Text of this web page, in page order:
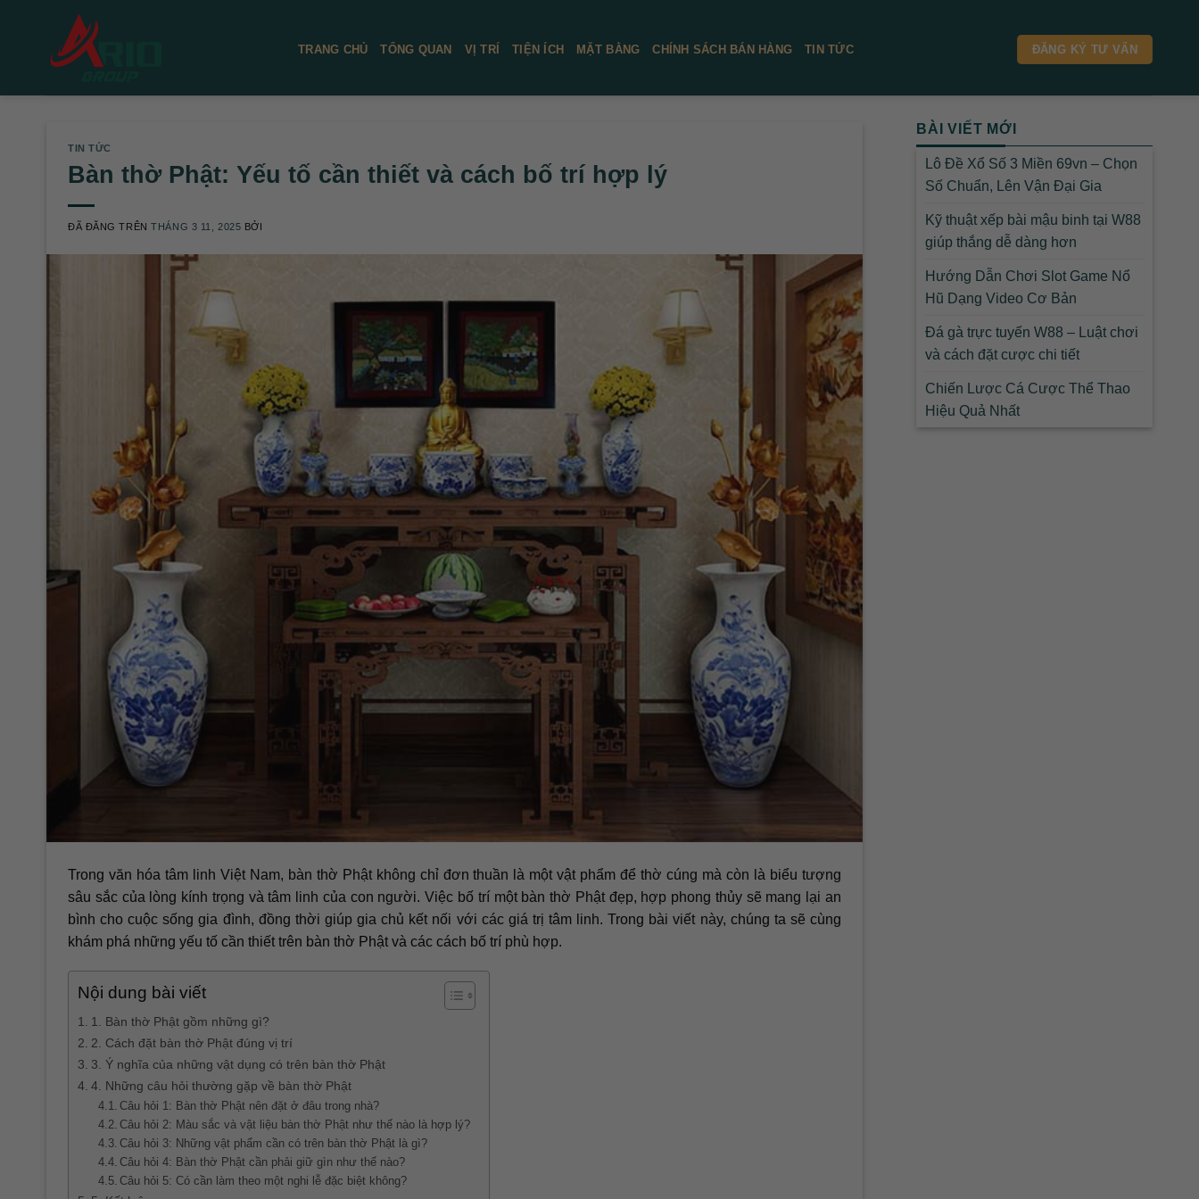
TRANG CHỦ TỔNG QUAN VỊ TRÍ TIỆN ÍCH MẶT BẰNG CHÍNH SÁCH BÁN HÀNG TIN TỨC ĐĂNG KÝ TƯ VẤN
TIN TỨC
Bàn thờ Phật: Yếu tố cần thiết và cách bố trí hợp lý
ĐÃ ĐĂNG TRÊNTHÁNG 3 11, 2025 BỞI
Trong văn hóa tâm linh Việt Nam, bàn thờ Phật không chỉ đơn thuần là một vật phẩm để thờ cúng mà còn là biểu tượng
sâu sắc của lòng kính trọng và tâm linh của con người. Việc bố trí một bàn thờ Phật đẹp, hợp phong thủy sẽ mang lại an
bình cho cuộc sống gia đình, đồng thời giúp gia chủ kết nối với các giá trị tâm linh. Trong bài viết này, chúng ta sẽ cùng
khám phá những yếu tố cần thiết trên bàn thờ Phật và các cách bố trí phù hợp.
Nội dung bài viết
1. Bàn thờ Phật gồm những gì?
2. Cách đặt bàn thờ Phật đúng vị trí
3. Ý nghĩa của những vật dụng có trên bàn thờ Phật
4. Những câu hỏi thường gặp về bàn thờ Phật
Câu hỏi 1: Bàn thờ Phật nên đặt ở đâu trong nhà?
Câu hỏi 2: Màu sắc và vật liệu bàn thờ Phật như thế nào là hợp lý?
Câu hỏi 3: Những vật phẩm cần có trên bàn thờ Phật là gì?
Câu hỏi 4: Bàn thờ Phật cần phải giữ gìn như thế nào?
Câu hỏi 5: Có cần làm theo một nghi lễ đặc biệt không?
BÀI VIẾT MỚI
Lô Đề Xổ Số 3 Miền 69vn – Chọn
Số Chuẩn, Lên Vận Đại Gia
Kỹ thuật xếp bài mậu binh tại W88
giúp thắng dễ dàng hơn
Hướng Dẫn Chơi Slot Game Nổ
Hũ Dạng Video Cơ Bản
Đá gà trực tuyến W88 – Luật chơi
và cách đặt cược chi tiết
Chiến Lược Cá Cược Thể Thao
Hiệu Quả Nhất